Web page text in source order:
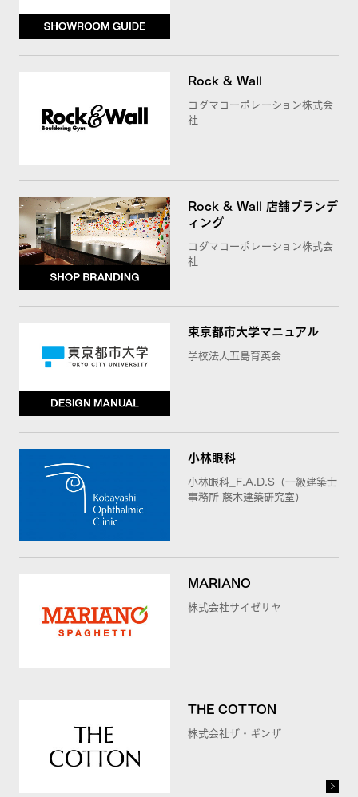
Rock & Wall
コダマコーポレーション株式会
社
Rock & Wall 店舗ブランデ
ィング
コダマコーポレーション株式会
社
東京都市大学マニュアル
学校法人五島育英会
小林眼科
小林眼科_F.A.D.S（一級建築士
事務所 藤木建築研究室）
MARIANO
株式会社サイゼリヤ
THE COTTON
株式会社ザ・ギンザ